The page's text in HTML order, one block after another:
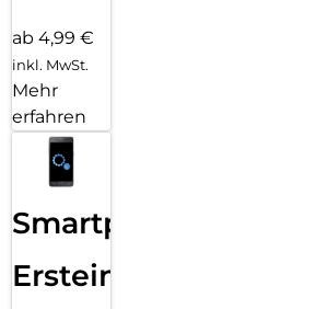
ab 4,99 €
inkl. MwSt.
Mehr
erfahren
Smartphone
Ersteinrichtung